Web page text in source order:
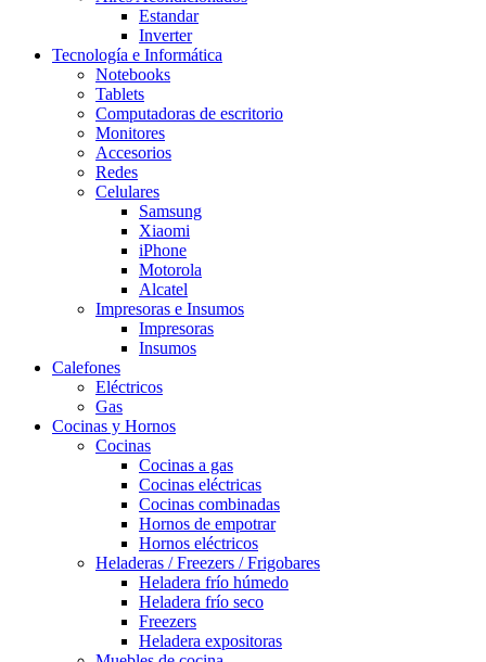
Estandar
Inverter
Tecnología e Informática
Notebooks
Tablets
Computadoras de escritorio
Monitores
Accesorios
Redes
Celulares
Samsung
Xiaomi
iPhone
Motorola
Alcatel
Impresoras e Insumos
Impresoras
Insumos
Calefones
Eléctricos
Gas
Cocinas y Hornos
Cocinas
Cocinas a gas
Cocinas eléctricas
Cocinas combinadas
Hornos de empotrar
Hornos eléctricos
Heladeras / Freezers / Frigobares
Heladera frío húmedo
Heladera frío seco
Freezers
Heladera expositoras